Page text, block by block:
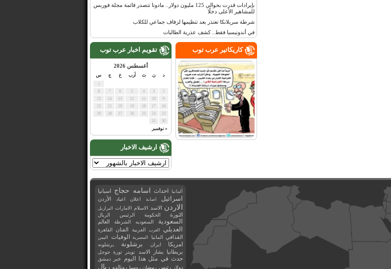
بإيرادات قدرت بحوالي 125 مليون دولار.. مادونا تتصدر قائمة مجلة فوربس
للمشاهير الأعلى دخلًا
شرطة سريلانكا تعتذر بعد تنظيمها لزفاف جماعي للكلاب
في أندونيسيا فقط.. كشف عذرية الطالبات
تقويم اخبار عرب توب
أغسطس 2026
د ن ث أرب خ ج س
« نوفمبر
2
3
4
5
6
7
8
9
10
12
13
14
15
16
17
18
19
20
21
22
23
24
25
26
27
28
29
30
31
ارشيف الاخبار
كاريكاتير عرب توب
ألمانيا احداث اسامه حجاج اسبانيا
اسرائيل اصابة اعلان اعياد الأردن
الاردن الاسد الاسلام الامارات البرازيل
الثورة الحكومة الرئيس الريال
السعودية السعوديه الشرطة العالم
العديلي العرب العربية الفنان القاهرة
القذافي المانيا المصرية الوفيات اليمن
امريكا ايران برشلونة برشلونه
بريطانيا بشار الاسد تويتر ثورة جوجل
حدث في مثل هذا اليوم خبر
دمشق
دولار
رئيس رمضان روسيا رونالدو ريال